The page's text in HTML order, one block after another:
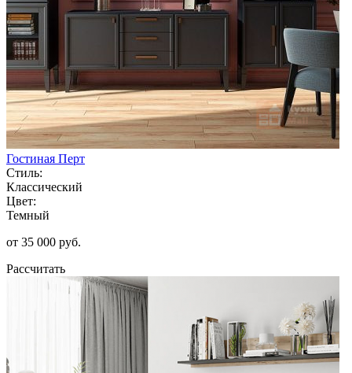
Гостиная Перт
Стиль:
Классический
Цвет:
Темный
от 35 000 руб.
Рассчитать